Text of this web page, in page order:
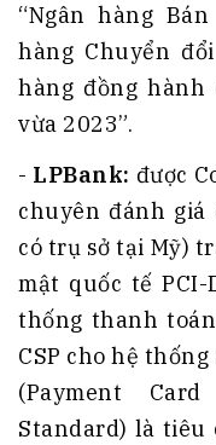
“Ngân hàng
hàng Chuyển
hàng đồng hành
vừa 2023”.
- LPBank: được
chuyên đánh giá
có trụ sở tại Mỹ)
mật quốc tế PCI-
thống thanh
CSP cho hệ thống
(Payment
Standard) là tiêu